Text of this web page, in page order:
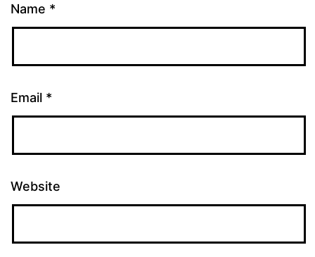
Name *
Email *
Website